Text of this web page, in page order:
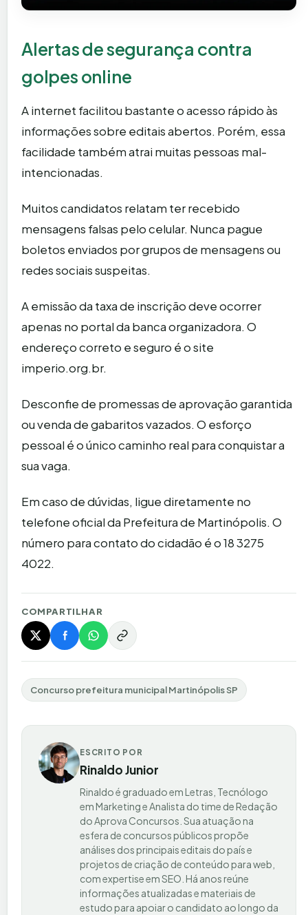
Alertas de segurança contra
golpes online
A internet facilitou bastante o acesso rápido às
informações sobre editais abertos. Porém, essa
facilidade também atrai muitas pessoas mal-
intencionadas.
Muitos candidatos relatam ter recebido
mensagens falsas pelo celular. Nunca pague
boletos enviados por grupos de mensagens ou
redes sociais suspeitas.
A emissão da taxa de inscrição deve ocorrer
apenas no portal da banca organizadora. O
endereço correto e seguro é o site
imperio.org.br.
Desconfie de promessas de aprovação garantida
ou venda de gabaritos vazados. O esforço
pessoal é o único caminho real para conquistar a
sua vaga.
Em caso de dúvidas, ligue diretamente no
telefone oficial da Prefeitura de Martinópolis. O
número para contato do cidadão é o 18 3275
4022.
COMPARTILHAR
Concurso prefeitura municipal Martinópolis SP
ESCRITO POR
Rinaldo Junior
Rinaldo é graduado em Letras, Tecnólogo
em Marketing e Analista do time de Redação
do Aprova Concursos. Sua atuação na
esfera de concursos públicos propõe
análises dos principais editais do país e
projetos de criação de conteúdo para web,
com expertise em SEO. Há anos reúne
informações atualizadas e materiais de
estudo para apoiar o candidato ao longo da